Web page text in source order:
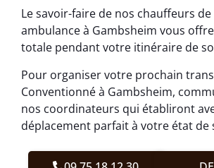
Le savoir-faire de nos chauffeurs de
ambulance à Gambsheim vous
totale pendant votre itinéraire de
Pour organiser votre prochain
Conventionné à Gambsheim,
nos coordinateurs qui établiront
déplacement parfait à votre état de